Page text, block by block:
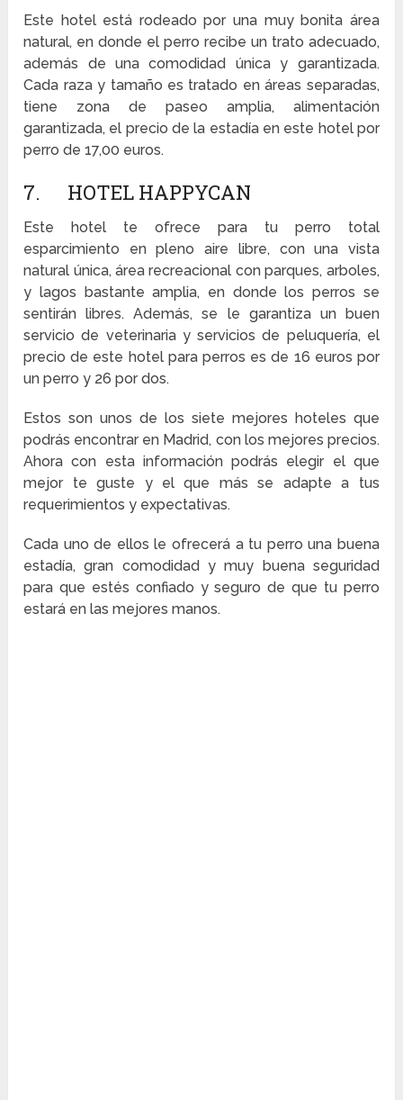
Este hotel está rodeado por una muy bonita área
natural, en donde el perro recibe un trato adecuado,
además de una comodidad única y garantizada.
Cada raza y tamaño es tratado en áreas separadas,
tiene zona de paseo amplia, alimentación
garantizada, el precio de la estadía en este hotel por
perro de 17,00 euros.
7. HOTEL HAPPYCAN
Este hotel te ofrece para tu perro total
esparcimiento en pleno aire libre, con una vista
natural única, área recreacional con parques, arboles,
y lagos bastante amplia, en donde los perros se
sentirán libres. Además, se le garantiza un buen
servicio de veterinaria y servicios de peluquería, el
precio de este hotel para perros es de 16 euros por
un perro y 26 por dos.
Estos son unos de los siete mejores hoteles que
podrás encontrar en Madrid, con los mejores precios.
Ahora con esta información podrás elegir el que
mejor te guste y el que más se adapte a tus
requerimientos y expectativas.
Cada uno de ellos le ofrecerá a tu perro una buena
estadía, gran comodidad y muy buena seguridad
para que estés confiado y seguro de que tu perro
estará en las mejores manos.